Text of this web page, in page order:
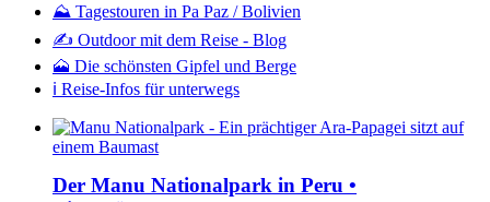
⛰️ Tagestouren in Pa Paz / Bolivien
✍️ Outdoor mit dem Reise - Blog
🗻 Die schönsten Gipfel und Berge
ℹ️ Reise-Infos für unterwegs
Der Manu Nationalpark in Peru •